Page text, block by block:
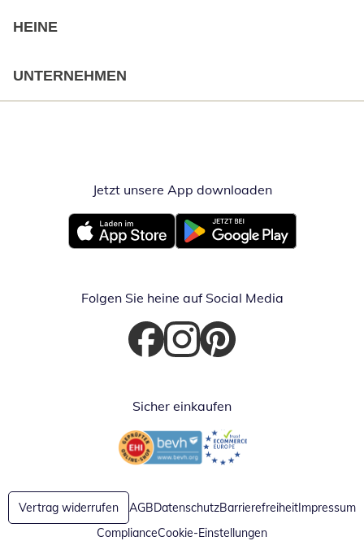
HEINE
UNTERNEHMEN
Jetzt unsere App downloadenÖffnet in
Öffnet in neuem FensterÖffnet in neuem Fenster
Folgen Sie heine auf Social Media
Öffnet in neuem Fenster
Öffnet in neuem Fenster
Öffnet in neuem Fenster
Sicher einkaufen
Öffnet in neuem FensterÖffnet in neuem Fenster
Vertrag widerrufen AGBDatenschutzBarrierefreiheitImpressum
ComplianceCookie-Einstellungen